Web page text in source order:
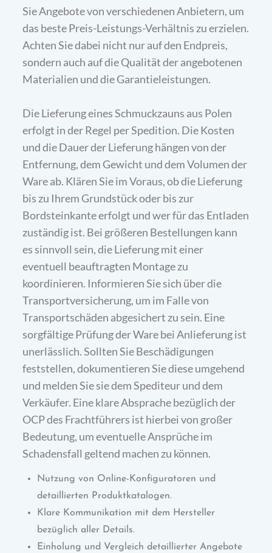
Sie Angebote von verschiedenen Anbietern, um
das beste Preis-Leistungs-Verhältnis zu erzielen.
Achten Sie dabei nicht nur auf den Endpreis,
sondern auch auf die Qualität der angebotenen
Materialien und die Garantieleistungen.
Die Lieferung eines Schmuckzauns aus Polen
erfolgt in der Regel per Spedition. Die Kosten
und die Dauer der Lieferung hängen von der
Entfernung, dem Gewicht und dem Volumen der
Ware ab. Klären Sie im Voraus, ob die Lieferung
bis zu Ihrem Grundstück oder bis zur
Bordsteinkante erfolgt und wer für das Entladen
zuständig ist. Bei größeren Bestellungen kann
es sinnvoll sein, die Lieferung mit einer
eventuell beauftragten Montage zu
koordinieren. Informieren Sie sich über die
Transportversicherung, um im Falle von
Transportschäden abgesichert zu sein. Eine
sorgfältige Prüfung der Ware bei Anlieferung ist
unerlässlich. Sollten Sie Beschädigungen
feststellen, dokumentieren Sie diese umgehend
und melden Sie sie dem Spediteur und dem
Verkäufer. Eine klare Absprache bezüglich der
OCP des Frachtführers ist hierbei von großer
Bedeutung, um eventuelle Ansprüche im
Schadensfall geltend machen zu können.
Nutzung von Online-Konfiguratoren und
detaillierten Produktkatalogen.
Klare Kommunikation mit dem Hersteller
bezüglich aller Details.
Einholung und Vergleich detaillierter Angebote